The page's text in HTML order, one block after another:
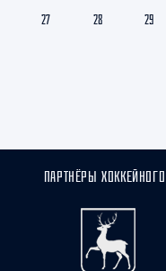
27 28 29
ПАРТНЁРЫ